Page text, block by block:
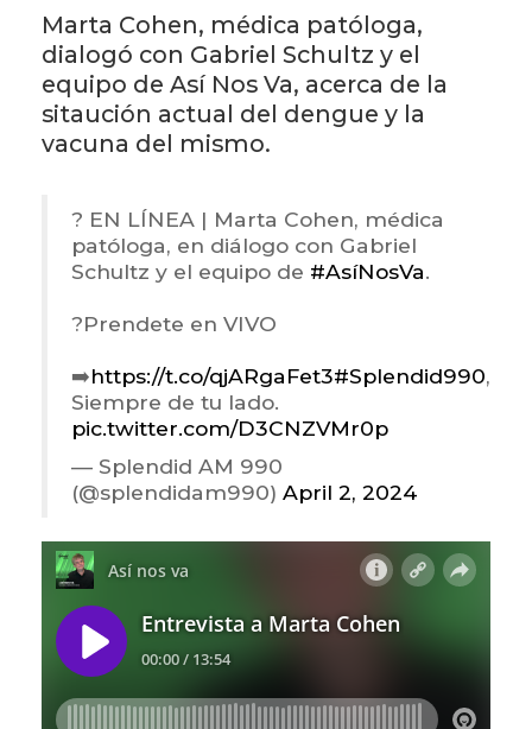
Marta Cohen, médica patóloga,
dialogó con Gabriel Schultz y el
equipo de Así Nos Va, acerca de la
sitaución actual del dengue y la
vacuna del mismo.
? EN LÍNEA | Marta Cohen, médica
patóloga, en diálogo con Gabriel
Schultz y el equipo de #AsíNosVa.
?Prendete en VIVO
➡️https://t.co/qjARgaFet3#Splendid990,
Siempre de tu lado.
pic.twitter.com/D3CNZVMr0p
— Splendid AM 990
(@splendidam990) April 2, 2024